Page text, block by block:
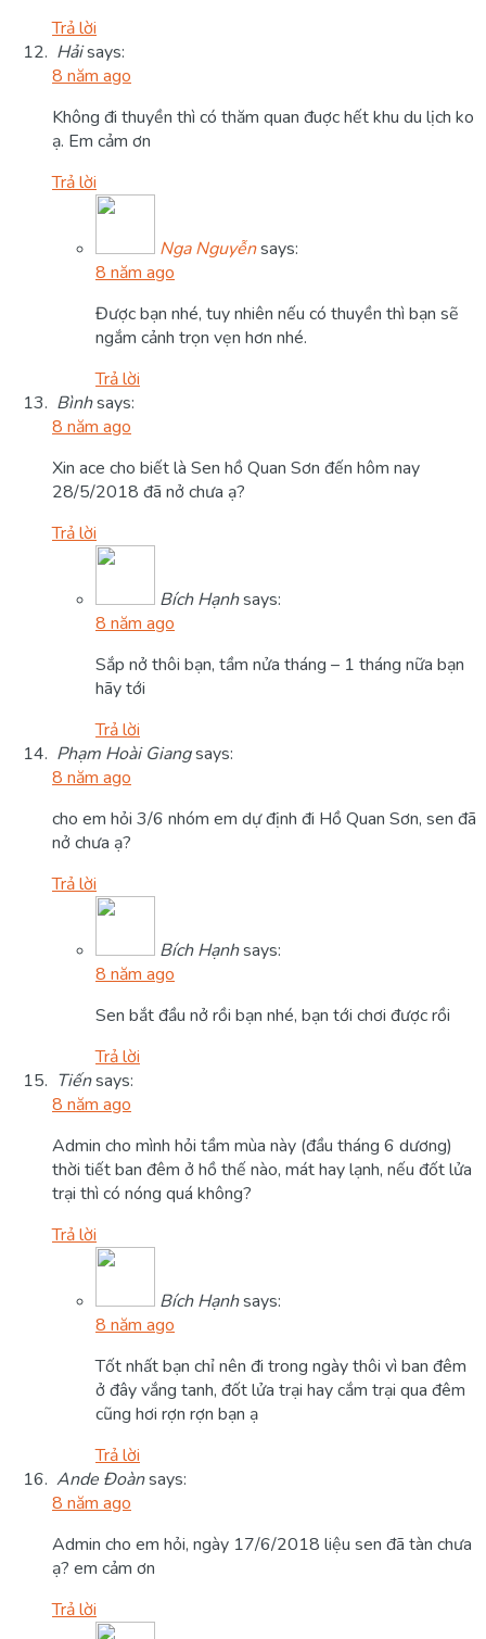
Trả lời
Hảisays:
8 năm ago
Không đi thuyền thì có thăm quan đuợc hết khu du lịch ko
ạ. Em cảm ơn
Trả lời
Nga Nguyễnsays:
8 năm ago
Được bạn nhé, tuy nhiên nếu có thuyền thì bạn sẽ
ngắm cảnh trọn vẹn hơn nhé.
Trả lời
Bìnhsays:
8 năm ago
Xin ace cho biết là Sen hồ Quan Sơn đến hôm nay
28/5/2018 đã nở chưa ạ?
Trả lời
Bích Hạnhsays:
8 năm ago
Sắp nở thôi bạn, tầm nửa tháng – 1 tháng nữa bạn
hãy tới
Trả lời
Phạm Hoài Giangsays:
8 năm ago
cho em hỏi 3/6 nhóm em dự định đi Hồ Quan Sơn, sen đã
nở chưa ạ?
Trả lời
Bích Hạnhsays:
8 năm ago
Sen bắt đầu nở rồi bạn nhé, bạn tới chơi được rồi
Trả lời
Tiếnsays:
8 năm ago
Admin cho mình hỏi tầm mùa này (đầu tháng 6 dương)
thời tiết ban đêm ở hồ thế nào, mát hay lạnh, nếu đốt lửa
trại thì có nóng quá không?
Trả lời
Bích Hạnhsays:
8 năm ago
Tốt nhất bạn chỉ nên đi trong ngày thôi vì ban đêm
ở đây vắng tanh, đốt lửa trại hay cắm trại qua đêm
cũng hơi rợn rợn bạn ạ
Trả lời
Ande Đoànsays:
8 năm ago
Admin cho em hỏi, ngày 17/6/2018 liệu sen đã tàn chưa
ạ? em cảm ơn
Trả lời